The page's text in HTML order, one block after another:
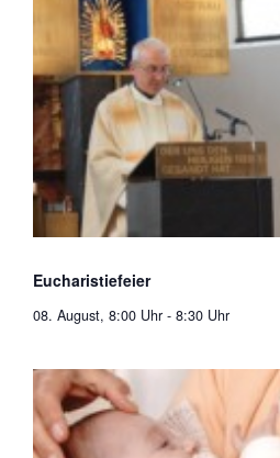
Eucharistiefeier
08. August, 8:00 Uhr - 8:30 Uhr